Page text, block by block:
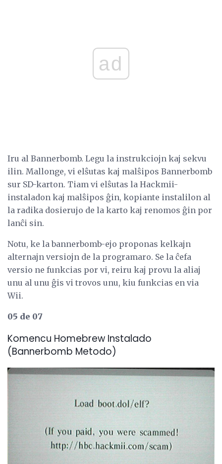
ad
Iru al Bannerbomb. Legu la instrukciojn kaj sekvu
ilin. Mallonge, vi elŝutas kaj malŝipos Bannerbomb
sur SD-karton. Tiam vi elŝutas la Hackmii-
instaladon kaj malŝipos ĝin, kopiante instalilon al
la radika dosierujo de la karto kaj renomos ĝin por
lanĉi sin.
Notu, ke la bannerbomb-ejo proponas kelkajn
alternajn versiojn de la programaro. Se la ĉefa
versio ne funkcias por vi, reiru kaj provu la aliaj
unu al unu ĝis vi trovos unu, kiu funkcias en via
Wii.
05 de 07
Komencu Homebrew Instalado
(Bannerbomb Metodo)